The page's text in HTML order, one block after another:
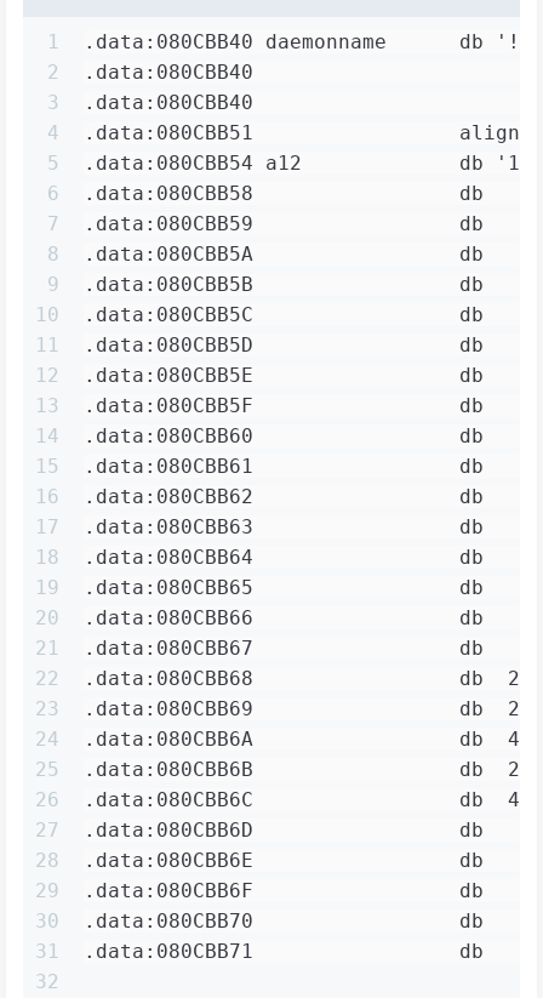
1
2
3
4
5
6
7
8
9
10
11
12
13
14
15
16
17
18
19
20
21
22
23
24
25
26
27
28
29
30
31
32
.data:080CBB40 daemonname      db
.data:080CBB40
.data:080CBB40
.data:080CBB51                 align 4
.data:080CBB54 a12             db
.data:080CBB58                 db    0
.data:080CBB59                 db    0
.data:080CBB5A                 db    0
.data:080CBB5B                 db    0
.data:080CBB5C                 db    0
.data:080CBB5D                 db    0
.data:080CBB5E                 db    0
.data:080CBB5F                 db    0
.data:080CBB60                 db    0
.data:080CBB61                 db    0
.data:080CBB62                 db    0
.data:080CBB63                 db    0
.data:080CBB64                 db    0
.data:080CBB65                 db    0
.data:080CBB66                 db    0
.data:080CBB67                 db    0
.data:080CBB68                 db
.data:080CBB69                 db
.data:080CBB6A                 db
.data:080CBB6B                 db
.data:080CBB6C                 db
.data:080CBB6D                 db    0
.data:080CBB6E                 db    0
.data:080CBB6F                 db    0
.data:080CBB70                 db    0
.data:080CBB71                 db    0